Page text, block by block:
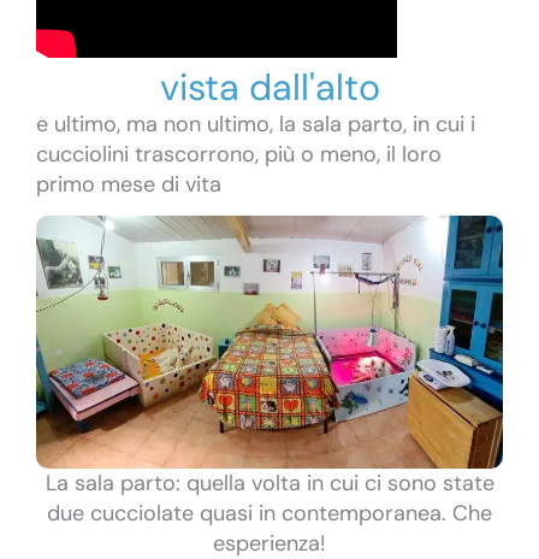
vista dall'alto
e ultimo, ma non ultimo, la sala parto, in cui i
cucciolini trascorrono, più o meno, il loro
primo mese di vita
La sala parto: quella volta in cui ci sono state
due cucciolate quasi in contemporanea. Che
esperienza!